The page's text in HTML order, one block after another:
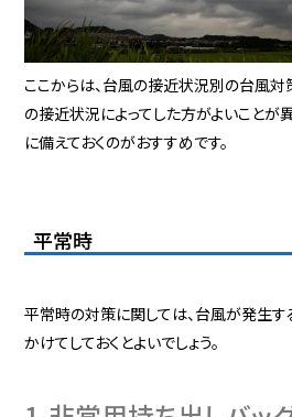
ここからは、台風の接近状況別の台風対
の接近状況によってした方がよいことが
に備えておくのがおすすめです。
平常時
平常時の対策に関しては、台風が発生
かけてしておくとよいでしょう。